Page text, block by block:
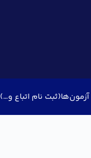
آزمون‌ها(ثبت نام اتباع و…)